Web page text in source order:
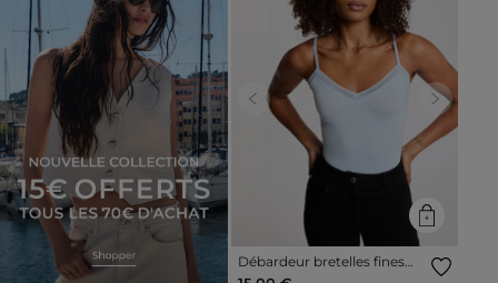
Previous Next
Débardeur bretelles fines
bande dentelle bleu ciel